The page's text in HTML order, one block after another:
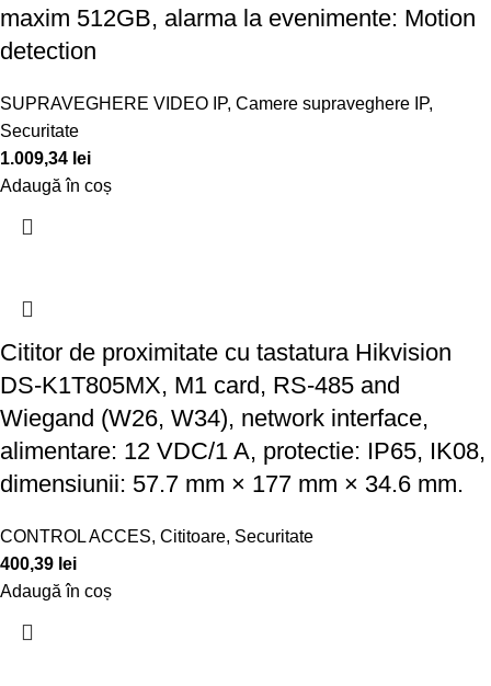
maxim 512GB, alarma la evenimente: Motion
detection
SUPRAVEGHERE VIDEO IP, Camere supraveghere IP,
Securitate
1.009,34 lei
Adaugă în coș
Cititor de proximitate cu tastatura Hikvision
DS-K1T805MX, M1 card, RS-485 and
Wiegand (W26, W34), network interface,
alimentare: 12 VDC/1 A, protectie: IP65, IK08,
dimensiunii: 57.7 mm × 177 mm × 34.6 mm.
CONTROL ACCES, Cititoare, Securitate
400,39 lei
Adaugă în coș